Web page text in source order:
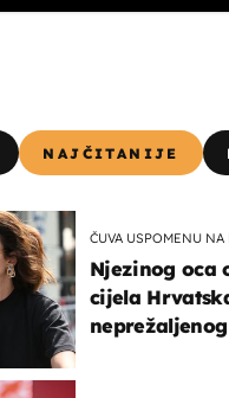
NAJČITANIJE
ČUVA USPOMENU
Njezinog oca
cijela